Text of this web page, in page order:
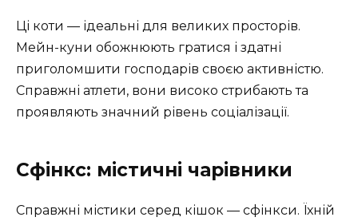
Ці коти — ідеальні для великих просторів.
Мейн-куни обожнюють гратися і здатні
приголомшити господарів своєю активністю.
Справжні атлети, вони високо стрибають та
проявляють значний рівень соціалізації.
Сфінкс: містичні чарівники
Справжні містики серед кішок — сфінкси. Їхній